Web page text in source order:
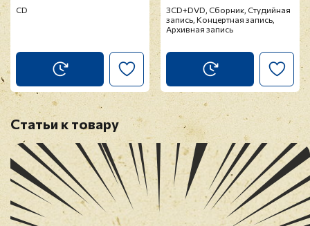
CD
3CD+DVD, Сборник, Студийная
запись, Концертная запись,
Архивная запись
Статьи к товару